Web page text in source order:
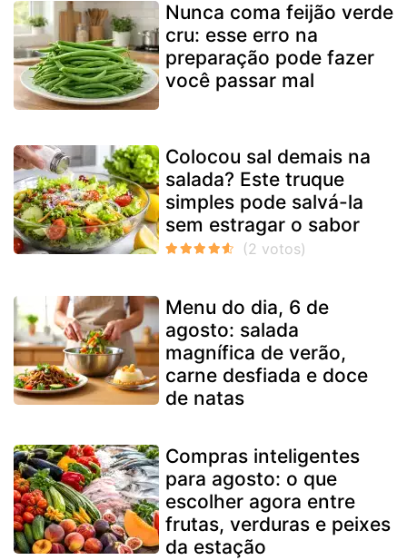
Nunca coma feijão verde
cru: esse erro na
preparação pode fazer
você passar mal
Colocou sal demais na
salada? Este truque
simples pode salvá-la
sem estragar o sabor
Menu do dia, 6 de
agosto: salada
magnífica de verão,
carne desfiada e doce
de natas
Compras inteligentes
para agosto: o que
escolher agora entre
frutas, verduras e peixes
da estação